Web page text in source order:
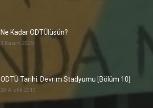
Ne Kadar ODTÜlüsün?
2 Kasım 2025
ODTÜ Tarihi: Devrim Stadyumu [Bölüm 10]
20 Aralık 2019